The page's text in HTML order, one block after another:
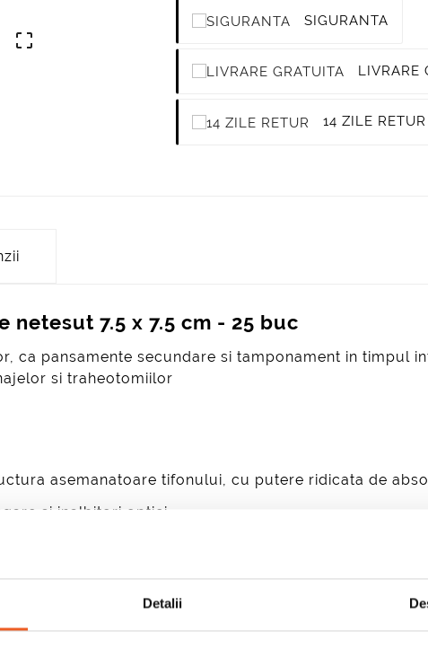
Detalii

SIGURANTA
LIVRARE
14 ZILE RETUR
7.5 x 7.5 cm - 25 buc
ca pansamente secundare si tamponament in timpul
si traheotomiilor
asemanatoare tifonului, cu putere ridicata de
si inalbitori optici
contine 2 comprese